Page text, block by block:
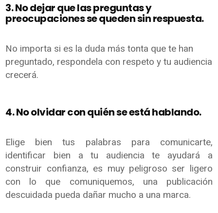
3. No dejar que las preguntas y
preocupaciones se queden sin respuesta.
No importa si es la duda más tonta que te han
preguntado, respondela con respeto y tu audiencia
crecerá.
4. No olvidar con quién se está hablando.
Elige bien tus palabras para comunicarte,
identificar bien a tu audiencia te ayudará a
construir confianza, es muy peligroso ser ligero
con lo que comuniquemos, una publicación
descuidada pueda dañar mucho a una marca.